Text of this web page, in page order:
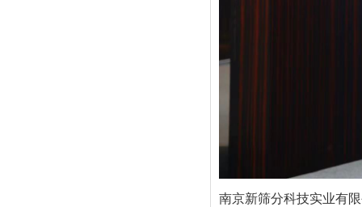
南京新筛分科技实业有